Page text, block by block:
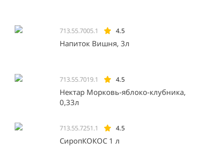
713.55.7005.1 4.5
Напиток Вишня, 3л
713.55.7019.1 4.5
Нектар Морковь-яблоко-клубника,
0,33л
713.55.7251.1 4.5
СиропКОКОС 1 л